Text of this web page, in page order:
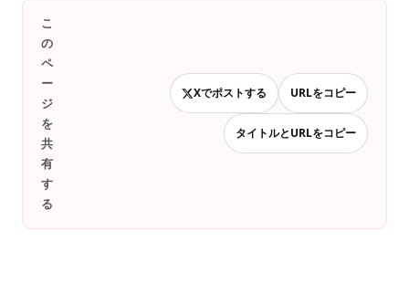
こ
の
ペ
ー
ジ
を
共
有
す
る
Xでポストする URLをコピー
タイトルとURLをコピー